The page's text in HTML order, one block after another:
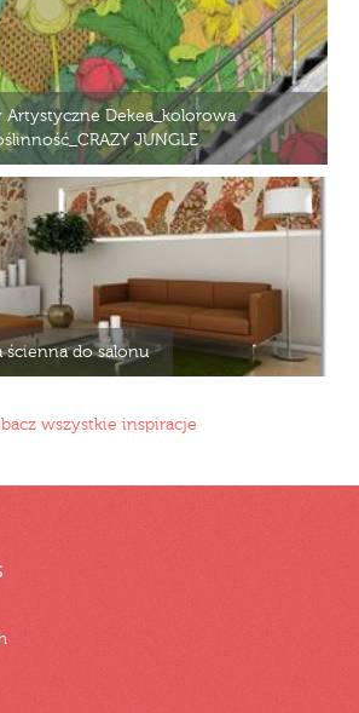
Artystyczne Dekea_kolorowa
JUNGLE
ścienna do salonu
wszystkie inspiracje